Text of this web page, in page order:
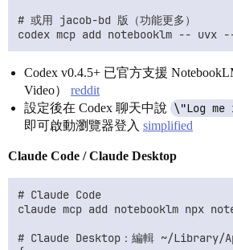
# 或用 jacob-bd 版（功能更多）
Codex v0.4.5+ 已官方支援
Video） reddit
設定後在 Codex 聊天中說 \"Log me
即可啟動瀏覽器登入 simplified
Claude Code / Claude Desktop
# Claude Code
claude mcp add notebooklm npx
# Claude Desktop：編輯 ~/